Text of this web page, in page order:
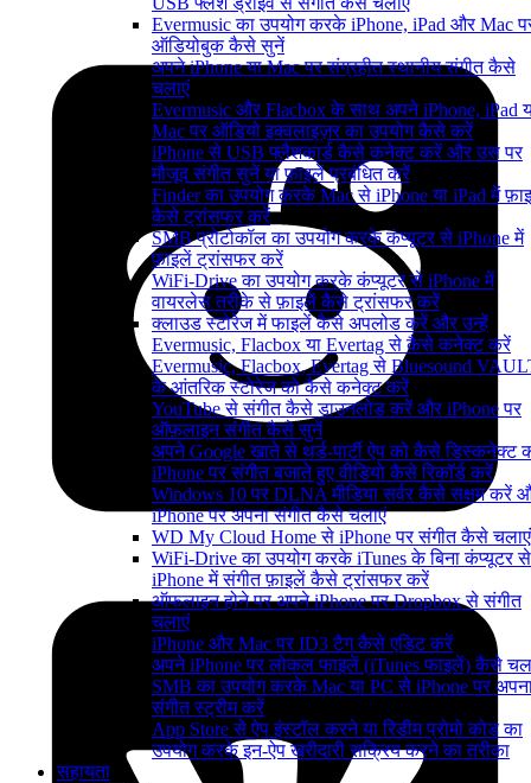
Evermusic का उपयोग करके iPhone, iPad और Mac
ऑडियोबुक कैसे सुनें
अपने iPhone या Mac पर संग्रहीत स्थानीय संगीत कैसे
चलाएं
Evermusic और Flacbox के साथ अपने iPhone, iPad
Mac पर ऑडियो इक्वलाइज़र का उपयोग कैसे करें
iPhone से USB फ्लैशकार्ड कैसे कनेक्ट करें और उस पर
मौजूद संगीत सुनें या फ़ाइलें प्रबंधित करें
Finder का उपयोग करके Mac से iPhone या iPad में
कैसे ट्रांसफर करें
SMB प्रोटोकॉल का उपयोग करके कंप्यूटर से iPhone में
फ़ाइलें ट्रांसफर करें
WiFi-Drive का उपयोग करके कंप्यूटर से iPhone में
वायरलेस तरीके से फ़ाइलें कैसे ट्रांसफर करें
क्लाउड स्टोरेज में फाइलें कैसे अपलोड करें और उन्हें
Evermusic, Flacbox या Evertag से कैसे कनेक्ट करें
Evermusic, Flacbox, Evertag से Bluesound
के आंतरिक स्टोरेज को कैसे कनेक्ट करें
YouTube से संगीत कैसे डाउनलोड करें और iPhone पर
ऑफ़लाइन संगीत कैसे सुनें
अपने Google खाते से थर्ड-पार्टी ऐप को कैसे डिस्कनेक्ट
iPhone पर संगीत बजाते हुए वीडियो कैसे रिकॉर्ड करें
Windows 10 पर DLNA मीडिया सर्वर कैसे सक्षम करें
iPhone पर अपना संगीत कैसे चलाएं
WD My Cloud Home से iPhone पर संगीत कैसे चलाएं
WiFi-Drive का उपयोग करके iTunes के बिना कंप्यूटर से
iPhone में संगीत फ़ाइलें कैसे ट्रांसफर करें
ऑफलाइन होने पर अपने iPhone पर Dropbox से संगीत
चलाएं
iPhone और Mac पर ID3 टैग कैसे एडिट करें
अपने iPhone पर लोकल फाइलें (iTunes फाइलें) कैसे
SMB का उपयोग करके Mac या PC से iPhone पर
संगीत स्ट्रीम करें
App Store से ऐप इंस्टॉल करने या रिडीम प्रोमो कोड का
उपयोग करके इन-ऐप खरीदारी सक्रिय करने का तरीका
सहायता